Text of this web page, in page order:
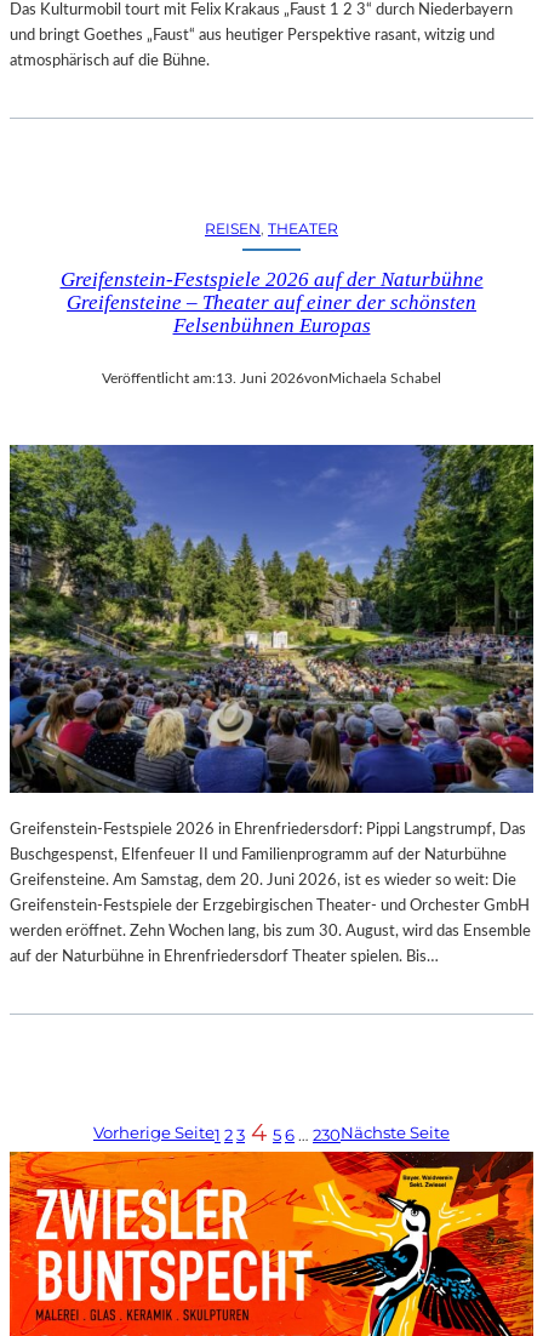
Das Kulturmobil tourt mit Felix Krakaus „Faust 1 2 3“ durch Niederbayern
und bringt Goethes „Faust“ aus heutiger Perspektive rasant, witzig und
atmosphärisch auf die Bühne.
REISEN, THEATER
Greifenstein-Festspiele 2026 auf der Naturbühne
Greifensteine – Theater auf einer der schönsten
Felsenbühnen Europas
Veröffentlicht am:13. Juni 2026von Michaela Schabel
Greifenstein-Festspiele 2026 in Ehrenfriedersdorf: Pippi Langstrumpf, Das
Buschgespenst, Elfenfeuer II und Familienprogramm auf der Naturbühne
Greifensteine. Am Samstag, dem 20. Juni 2026, ist es wieder so weit: Die
Greifenstein-Festspiele der Erzgebirgischen Theater- und Orchester GmbH
werden eröffnet. Zehn Wochen lang, bis zum 30. August, wird das Ensemble
auf der Naturbühne in Ehrenfriedersdorf Theater spielen. Bis…
Vorherige Seite1 23 4 56… 230Nächste Seite